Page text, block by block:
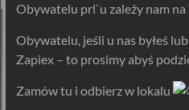
ORYGINALNE!
Zapiekanki
są
Obywatelu prl`u zależy nam
Obywatelu, jeśli u nas byłeś
Zapiex – to prosimy abyś
Zamów tu i odbierz w lokalu